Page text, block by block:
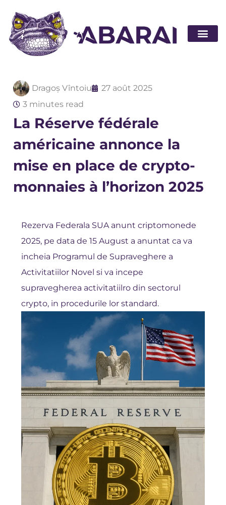
Dragoș Vîntoiu
27 août 2025
3 minutes read
La Réserve fédérale
américaine annonce la
mise en place de crypto-
monnaies à l’horizon 2025
Rezerva Federala SUA anunt criptomonede
2025, pe data de 15 August a anuntat ca va
incheia Programul de Supraveghere a
Activitatiilor Novel si va incepe
supravegherea activitatiilro din sectorul
crypto, in procedurile lor standard.